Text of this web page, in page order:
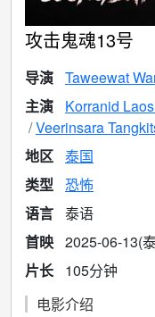
攻击鬼魂13号
导演 Taweewat
主演
Korranid
Veerinsara
地区 泰国
类型 恐怖
语言 泰语
首映 2025-06-13(
片长
105分钟
电影介绍